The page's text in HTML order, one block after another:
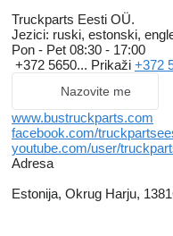
Truckparts Eesti OÜ.
Jezici: ruski, estonski,
Pon - Pet 08:30 - 17:00
+372 5650... Prikaži +372
Nazovite me
www.bustruckparts.com
facebook.com/
youtube.com/user/
Adresa
Estonija, Okrug Harju,